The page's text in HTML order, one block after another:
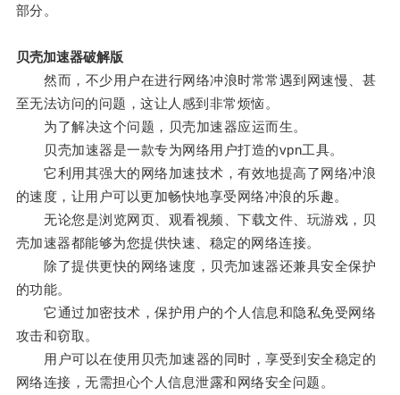
部分。
贝壳加速器破解版
然而，不少用户在进行网络冲浪时常常遇到网速慢、甚
至无法访问的问题，这让人感到非常烦恼。
为了解决这个问题，贝壳加速器应运而生。
贝壳加速器是一款专为网络用户打造的vpn工具。
它利用其强大的网络加速技术，有效地提高了网络冲浪
的速度，让用户可以更加畅快地享受网络冲浪的乐趣。
无论您是浏览网页、观看视频、下载文件、玩游戏，贝
壳加速器都能够为您提供快速、稳定的网络连接。
除了提供更快的网络速度，贝壳加速器还兼具安全保护
的功能。
它通过加密技术，保护用户的个人信息和隐私免受网络
攻击和窃取。
用户可以在使用贝壳加速器的同时，享受到安全稳定的
网络连接，无需担心个人信息泄露和网络安全问题。